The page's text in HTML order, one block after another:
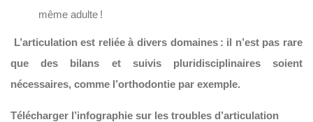
même adulte !
L’articulation est reliée à divers domaines : il n’est pas rare
que des bilans et suivis pluridisciplinaires soient
nécessaires, comme l’orthodontie par exemple.
Télécharger l’infographie sur les troubles d’articulation